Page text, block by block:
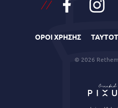
ΟΡΟΙ ΧΡΗΣΗΣ
© 2026